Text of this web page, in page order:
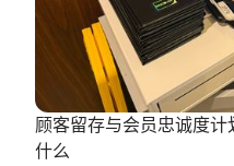
顾客留存与会员忠诚度
什么